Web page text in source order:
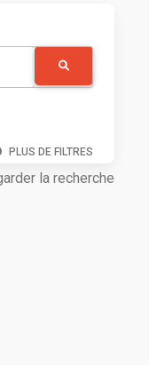
PLUS DE FILTRES
la recherche